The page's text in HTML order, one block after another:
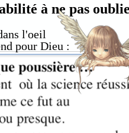
à ne pas
l'oeil
pour Dieu :